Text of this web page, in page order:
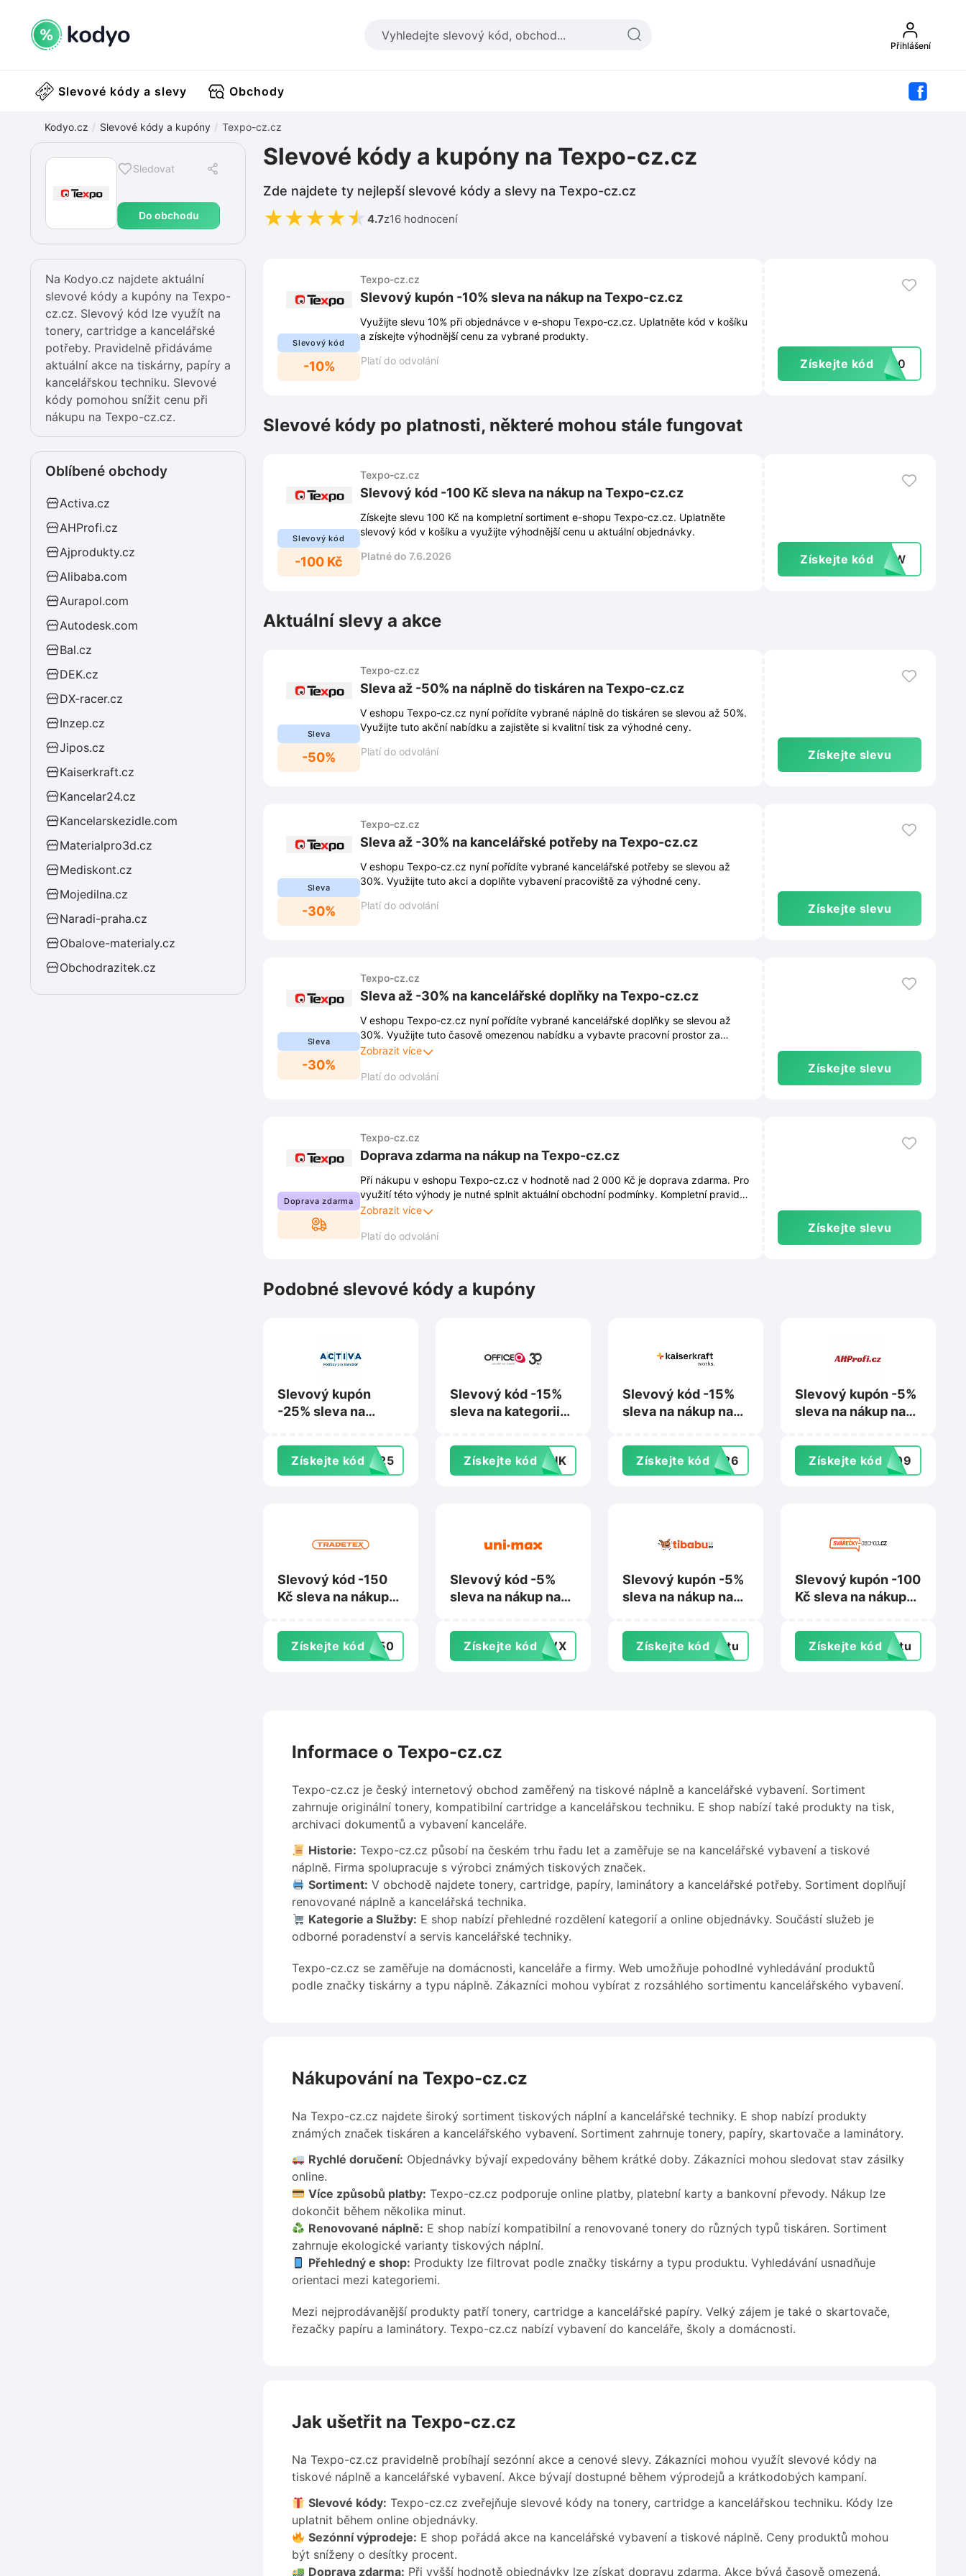
Přihlášení
Slevové kódy a slevy Obchody
Kodyo.cz Slevové kódy a kupóny Texpo-cz.cz
Sledovat
Do obchodu
Slevové kódy a kupóny na Texpo-cz.cz
Zde najdete ty nejlepší slevové kódy a slevy na Texpo-cz.cz
★★★★★ 4.7z16 hodnocení
Na Kodyo.cz najdete aktuální
slevové kódy a kupóny na Texpo-
cz.cz. Slevový kód lze využít na
tonery, cartridge a kancelářské
potřeby. Pravidelně přidáváme
aktuální akce na tiskárny, papíry a
kancelářskou techniku. Slevové
kódy pomohou snížit cenu při
nákupu na Texpo-cz.cz.
Oblíbené obchody
Activa.cz
AHProfi.cz
Ajprodukty.cz
Alibaba.com
Aurapol.com
Autodesk.com
Bal.cz
DEK.cz
DX-racer.cz
Inzep.cz
Jipos.cz
Kaiserkraft.cz
Kancelar24.cz
Kancelarskezidle.com
Materialpro3d.cz
Mediskont.cz
Mojedilna.cz
Naradi-praha.cz
Obalove-materialy.cz
Obchodrazitek.cz
Slevový kód
-10%
Texpo-cz.cz
Slevový kupón -10% sleva na nákup na Texpo-cz.cz
Využijte slevu 10% při objednávce v e-shopu Texpo-cz.cz. Uplatněte kód v košíku
a získejte výhodnější cenu za vybrané produkty.
Platí do odvolání
Získejte kód va10
Slevové kódy po platnosti, některé mohou stále fungovat
Slevový kód
-100 Kč
Texpo-cz.cz
Slevový kód -100 Kč sleva na nákup na Texpo-cz.cz
Získejte slevu 100 Kč na kompletní sortiment e-shopu Texpo-cz.cz. Uplatněte
slevový kód v košíku a využijte výhodnější cenu u aktuální objednávky.
Platné do 7.6.2026
Získejte kód PfnW
Aktuální slevy a akce
Sleva
-50%
Texpo-cz.cz
Sleva až -50% na náplně do tiskáren na Texpo-cz.cz
V eshopu Texpo-cz.cz nyní pořídíte vybrané náplně do tiskáren se slevou až 50%.
Využijte tuto akční nabídku a zajistěte si kvalitní tisk za výhodné ceny.
Platí do odvolání
Získejte slevu
Sleva
-30%
Texpo-cz.cz
Sleva až -30% na kancelářské potřeby na Texpo-cz.cz
V eshopu Texpo-cz.cz nyní pořídíte vybrané kancelářské potřeby se slevou až
30%. Využijte tuto akci a doplňte vybavení pracoviště za výhodné ceny.
Platí do odvolání
Získejte slevu
Sleva
-30%
Texpo-cz.cz
Sleva až -30% na kancelářské doplňky na Texpo-cz.cz
V eshopu Texpo-cz.cz nyní pořídíte vybrané kancelářské doplňky se slevou až
30%. Využijte tuto časově omezenou nabídku a vybavte pracovní prostor za
výhodné ceny.
Zobrazit více
Platí do odvolání
Získejte slevu
Doprava zdarma
Texpo-cz.cz
Doprava zdarma na nákup na Texpo-cz.cz
Při nákupu v eshopu Texpo-cz.cz v hodnotě nad 2 000 Kč je doprava zdarma. Pro
využití této výhody je nutné splnit aktuální obchodní podmínky. Kompletní pravidla
jsou dostupná přímo na webových stránkách obchodu a podléhají průběžným
Zobrazit více
Platí do odvolání
Získejte slevu
Podobné slevové kódy a kupóny
Slevový kupón
-25% sleva na
potřeby na
Activa.cz
Získejte kódVA25
Slevový kód -15%
sleva na kategorii
Officeo.cz
Získejte kódKNIK
Slevový kód -15%
sleva na nákup na
Získejte kódRT26
Slevový kupón -5%
sleva na nákup na
Získejte kódoy09
Slevový kód -150
Kč sleva na nákup
Tradetex.cz
Získejte kódR150
Slevový kód -5%
sleva na nákup na
Získejte kódK3WX
Slevový kupón -5%
sleva na nákup na
Získejte kódextu
Slevový kupón -100
Kč sleva na nákup
obchod.cz
Získejte kódextu
Informace o Texpo-cz.cz
Texpo-cz.cz je český internetový obchod zaměřený na tiskové náplně a kancelářské vybavení. Sortiment
zahrnuje originální tonery, kompatibilní cartridge a kancelářskou techniku. E shop nabízí také produkty na tisk,
archivaci dokumentů a vybavení kanceláře.
Historie: Texpo-cz.cz působí na českém trhu řadu let a zaměřuje se na kancelářské vybavení a tiskové
náplně. Firma spolupracuje s výrobci známých tiskových značek.
Sortiment: V obchodě najdete tonery, cartridge, papíry, laminátory a kancelářské potřeby. Sortiment doplňují
renovované náplně a kancelářská technika.
Kategorie a Služby: E shop nabízí přehledné rozdělení kategorií a online objednávky. Součástí služeb je
odborné poradenství a servis kancelářské techniky.
Texpo-cz.cz se zaměřuje na domácnosti, kanceláře a firmy. Web umožňuje pohodlné vyhledávání produktů
podle značky tiskárny a typu náplně. Zákazníci mohou vybírat z rozsáhlého sortimentu kancelářského vybavení.
Nákupování na Texpo-cz.cz
Na Texpo-cz.cz najdete široký sortiment tiskových náplní a kancelářské techniky. E shop nabízí produkty
známých značek tiskáren a kancelářského vybavení. Sortiment zahrnuje tonery, papíry, skartovače a laminátory.
Rychlé doručení: Objednávky bývají expedovány během krátké doby. Zákazníci mohou sledovat stav zásilky
online.
Více způsobů platby: Texpo-cz.cz podporuje online platby, platební karty a bankovní převody. Nákup lze
dokončit během několika minut.
Renovované náplně: E shop nabízí kompatibilní a renovované tonery do různých typů tiskáren. Sortiment
zahrnuje ekologické varianty tiskových náplní.
Přehledný e shop: Produkty lze filtrovat podle značky tiskárny a typu produktu. Vyhledávání usnadňuje
orientaci mezi kategoriemi.
Mezi nejprodávanější produkty patří tonery, cartridge a kancelářské papíry. Velký zájem je také o skartovače,
řezačky papíru a laminátory. Texpo-cz.cz nabízí vybavení do kanceláře, školy a domácnosti.
Jak ušetřit na Texpo-cz.cz
Na Texpo-cz.cz pravidelně probíhají sezónní akce a cenové slevy. Zákazníci mohou využít slevové kódy na
tiskové náplně a kancelářské vybavení. Akce bývají dostupné během výprodejů a krátkodobých kampaní.
Slevové kódy: Texpo-cz.cz zveřejňuje slevové kódy na tonery, cartridge a kancelářskou techniku. Kódy lze
uplatnit během online objednávky.
Sezónní výprodeje: E shop pořádá akce na kancelářské vybavení a tiskové náplně. Ceny produktů mohou
být sníženy o desítky procent.
Doprava zdarma: Při vyšší hodnotě objednávky lze získat dopravu zdarma. Akce bývá časově omezená.